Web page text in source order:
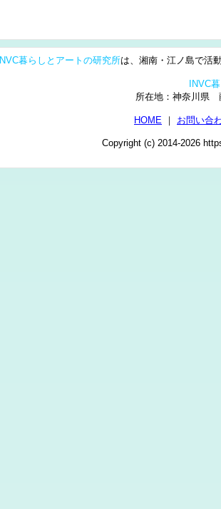
INVC暮らしとアートの研究所は、湘南・江ノ島で活
INVC
所在地：神奈川
HOME ｜ お問い合
Copyright (c) 2014-2026